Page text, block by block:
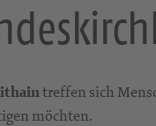
treffen sich
möchten.